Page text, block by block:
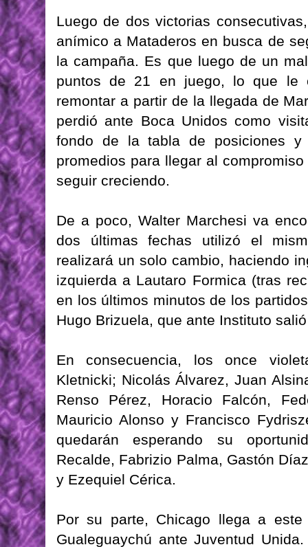
Luego de dos victorias
anímico a Mataderos en busca de
la campaña. Es que luego de un
puntos de 21 en juego, lo que le
remontar a partir de la llegada de
perdió ante Boca Unidos como
fondo de la tabla de posiciones
promedios para llegar al
seguir creciendo.
De a poco, Walter Marchesi va
dos últimas fechas utilizó el
realizará un solo cambio, haciendo
izquierda a Lautaro Formica (tras
en los últimos minutos de los
Hugo Brizuela, que ante Instituto
En consecuencia, los once
Kletnicki; Nicolás Álvarez, Juan
Renso Pérez, Horacio Falcón,
Mauricio Alonso y Francisco
quedarán esperando su
Recalde, Fabrizio Palma, Gastón
y Ezequiel Cérica.
Por su parte, Chicago llega a
Gualeguaychú ante Juventud